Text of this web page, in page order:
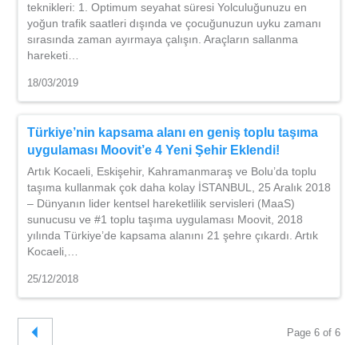
teknikleri: 1. Optimum seyahat süresi Yolculuğunuzu en
yoğun trafik saatleri dışında ve çocuğunuzun uyku zamanı
sırasında zaman ayırmaya çalışın. Araçların sallanma
hareketi…
18/03/2019
Türkiye’nin kapsama alanı en geniş toplu taşıma
uygulaması Moovit’e 4 Yeni Şehir Eklendi!
Artık Kocaeli, Eskişehir, Kahramanmaraş ve Bolu’da toplu
taşıma kullanmak çok daha kolay İSTANBUL, 25 Aralık 2018
– Dünyanın lider kentsel hareketlilik servisleri (MaaS)
sunucusu ve #1 toplu taşıma uygulaması Moovit, 2018
yılında Türkiye’de kapsama alanını 21 şehre çıkardı. Artık
Kocaeli,…
25/12/2018
Page 6 of 6